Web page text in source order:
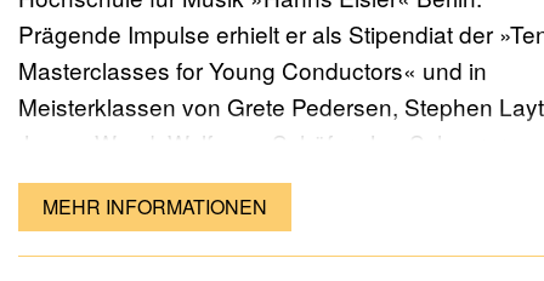
Philharmoniker »Die Vokalhelden«. Außerdem ist
Mitbegründer, Sänger und Chorleiter des
Kammerchores »Das Vokalprojekt« mit
semiprofessionellen Sänger*innen. Zu seinen
Bearbeiten und Arrangieren von Werken für
unterschiedliche Besetzungen, etwa für Chor a
cappella, Instrumentalensembles und Orchester.
Prägende Impulse erhielt er als Stipendiat der
Masterclasses for Young Conductors« und in
Meisterklassen von Grete Pedersen, Stephen
James Wood, Wolfgang Schäfer, Jan Scheerer
Morten Schuldt-Jensen, wobei er unter anderem
Det Norske Solistkor, dem Tenso Europe Chamber
Choir und dem Trinity College Choir Cambridge
MEHR INFORMATIONEN